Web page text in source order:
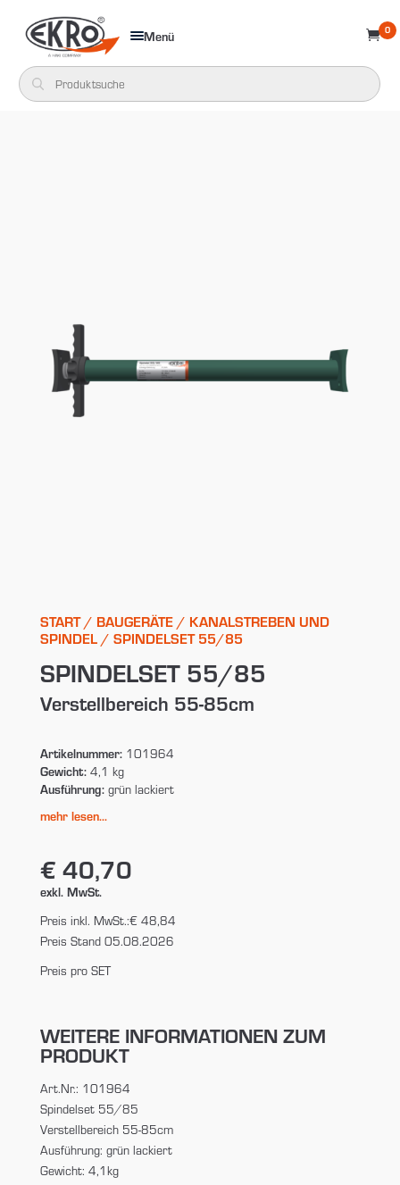
Menü  0
START/ BAUGERÄTE/ KANALSTREBEN UND
SPINDEL/ SPINDELSET 55/85
SPINDELSET 55/85
Verstellbereich 55-85cm
Artikelnummer:101964
Gewicht:4,1 kg
Ausführung:grün lackiert
mehr lesen...
€ 40,70
exkl. MwSt.
Preis inkl. MwSt.:€ 48,84
Preis Stand 05.08.2026
Preis pro SET
WEITERE INFORMATIONEN ZUM
PRODUKT
Art.Nr.: 101964
Spindelset 55/85
Verstellbereich 55-85cm
Ausführung: grün lackiert
Gewicht: 4,1kg